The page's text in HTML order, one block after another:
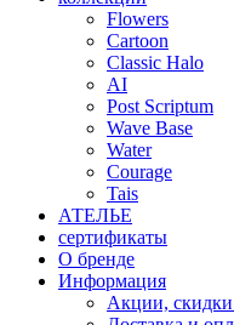
Flowers
Cartoon
Classic Halo
AI
Post Scriptum
Wave Base
Water
Courage
Tais
АТЕЛЬЕ
сертификаты
О бренде
Информация
Акции,